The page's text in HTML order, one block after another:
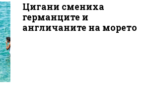
Цигани смениха
германците и
англичаните на морето